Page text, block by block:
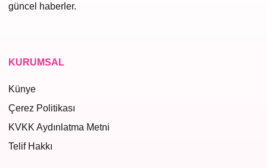
güncel haberler.
KURUMSAL
Künye
Çerez Politikası
KVKK Aydınlatma Metni
Telif Hakkı